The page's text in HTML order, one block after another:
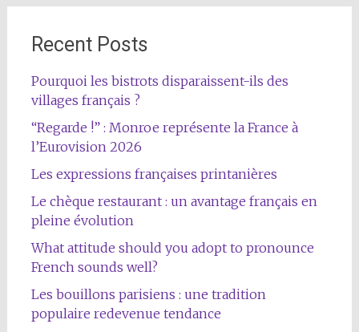
Recent Posts
Pourquoi les bistrots disparaissent-ils des
villages français ?
“Regarde !” : Monroe représente la France à
l’Eurovision 2026
Les expressions françaises printanières
Le chèque restaurant : un avantage français en
pleine évolution
What attitude should you adopt to pronounce
French sounds well?
Les bouillons parisiens : une tradition
populaire redevenue tendance